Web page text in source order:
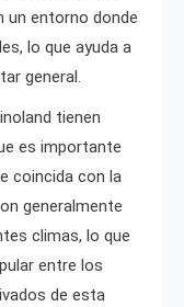
un entorno donde
lo que ayuda a
general.
tienen
es importante
coincida con la
generalmente
climas, lo que
entre los
de esta